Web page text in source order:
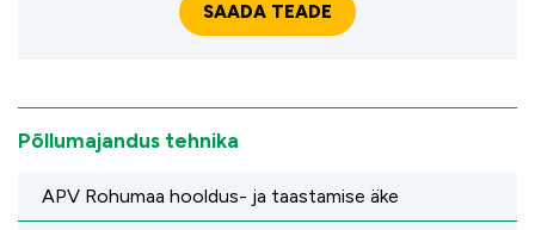
Põllumajandus tehnika
APV Rohumaa hooldus- ja taastamise äke